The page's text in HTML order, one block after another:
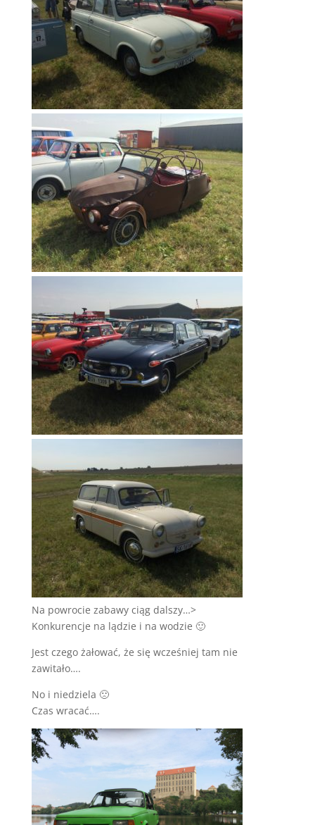
Na powrocie zabawy ciąg dalszy…>
Konkurencje na lądzie i na wodzie 🙂
Jest czego żałować, że się wcześniej tam nie
zawitało….
No i niedziela 🙁
Czas wracać….